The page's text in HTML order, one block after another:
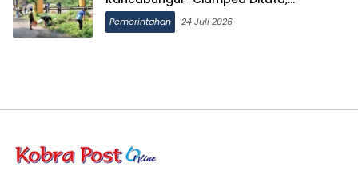
Jembatan Akan Dicat Merah Putih
Pemerintahan 24 Juli 2026